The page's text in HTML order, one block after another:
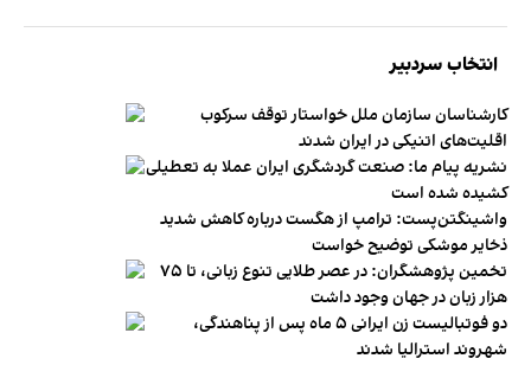
انتخاب سردبیر
کارشناسان سازمان ملل خواستار توقف سرکوب
اقلیت‌های اتنیکی در ایران شدند
نشریه پیام ما: صنعت گردشگری ایران عملا به تعطیلی
کشیده شده است
واشینگتن‌پست: ترامپ از هگست درباره کاهش شدید
ذخایر موشکی توضیح خواست
تخمین پژوهشگران: در عصر طلایی تنوع زبانی، تا ۷۵
هزار زبان در جهان وجود داشت
دو فوتبالیست زن ایرانی ۵ ماه پس از پناهندگی،
شهروند استرالیا شدند